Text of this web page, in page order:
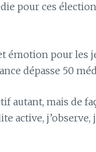
pour ces
émotion pour les
dépasse 50
autant, mais de
active, j’observe,